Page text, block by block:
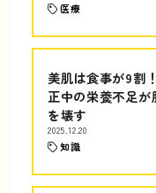
医療
美肌は食事が9割
正中の栄養不足が
を壊す
2025.12.20
知識